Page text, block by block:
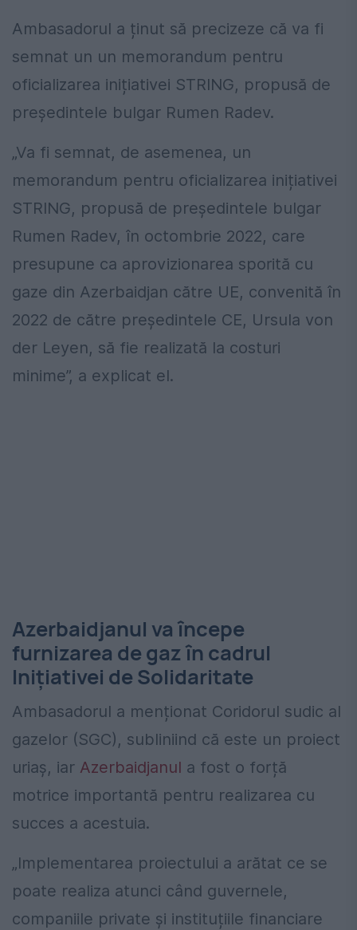
Ambasadorul a ținut să precizeze că va fi
semnat un un memorandum pentru
oficializarea inițiativei STRING, propusă de
președintele bulgar Rumen Radev.
„Va fi semnat, de asemenea, un
memorandum pentru oficializarea inițiativei
STRING, propusă de președintele bulgar
Rumen Radev, în octombrie 2022, care
presupune ca aprovizionarea sporită cu
gaze din Azerbaidjan către UE, convenită în
2022 de către președintele CE, Ursula von
der Leyen, să fie realizată la costuri
minime”, a explicat el.
Azerbaidjanul va începe
furnizarea de gaz în cadrul
Inițiativei de Solidaritate
Ambasadorul a menționat Coridorul sudic al
gazelor (SGC), subliniind că este un proiect
uriaș, iar Azerbaidjanul a fost o forță
motrice importantă pentru realizarea cu
succes a acestuia.
„Implementarea proiectului a arătat ce se
poate realiza atunci când guvernele,
companiile private și instituțiile financiare